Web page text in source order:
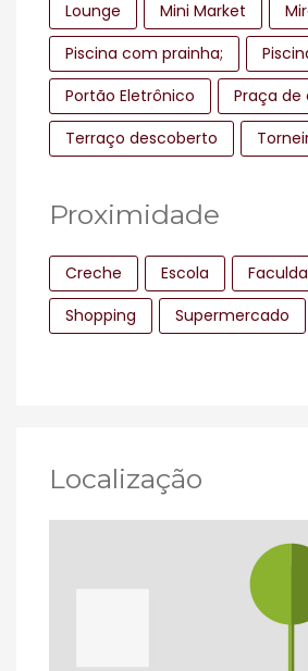
Lounge
Mini Market
Piscina com prainha;
Portão Eletrônico
Praça de
Terraço descoberto
Proximidade
Creche Escola
Shopping
Supermercado
Localização